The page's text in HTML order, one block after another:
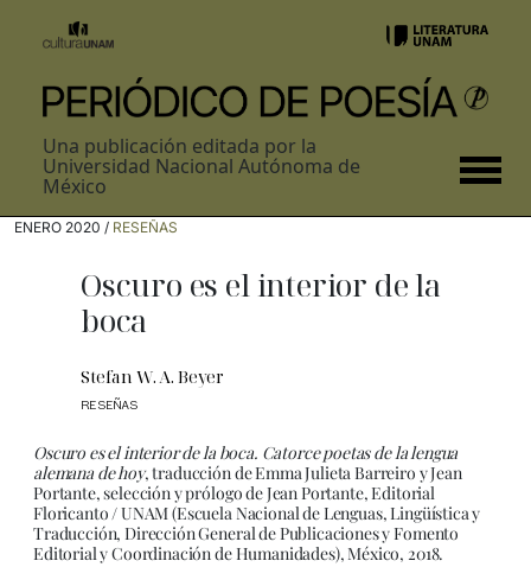
Una publicación editada por la
Universidad Nacional Autónoma de
México
ENERO 2020 / RESEÑAS
Oscuro es el interior de la
boca
Stefan W. A. Beyer
RESEÑAS
Oscuro es el interior de la boca. Catorce poetas de la lengua
alemana de hoy, traducción de Emma Julieta Barreiro y Jean
Portante, selección y prólogo de Jean Portante, Editorial
Floricanto / UNAM (Escuela Nacional de Lenguas, Lingüística y
Traducción, Dirección General de Publicaciones y Fomento
Editorial y Coordinación de Humanidades), México, 2018.